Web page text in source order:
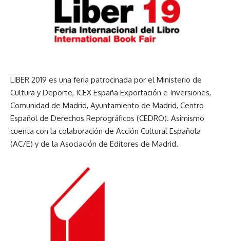
LIBER 2019 es una feria patrocinada por elMinisterio de
Cultura y Deporte, ICEX España Exportación e Inversiones,
Comunidad de Madrid, Ayuntamiento de Madrid, Centro
Español de Derechos Reprográficos (CEDRO). Asimismo
cuenta con la colaboración de Acción Cultural Española
(AC/E) y de la Asociación de Editores de Madrid.